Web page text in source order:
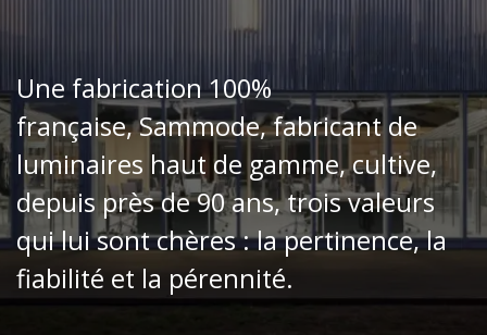
Une fabrication 100%
française, Sammode, fabricant de
luminaires haut de gamme, cultive,
depuis près de 90 ans, trois valeurs
qui lui sont chères : la pertinence, la
fiabilité et la pérennité.